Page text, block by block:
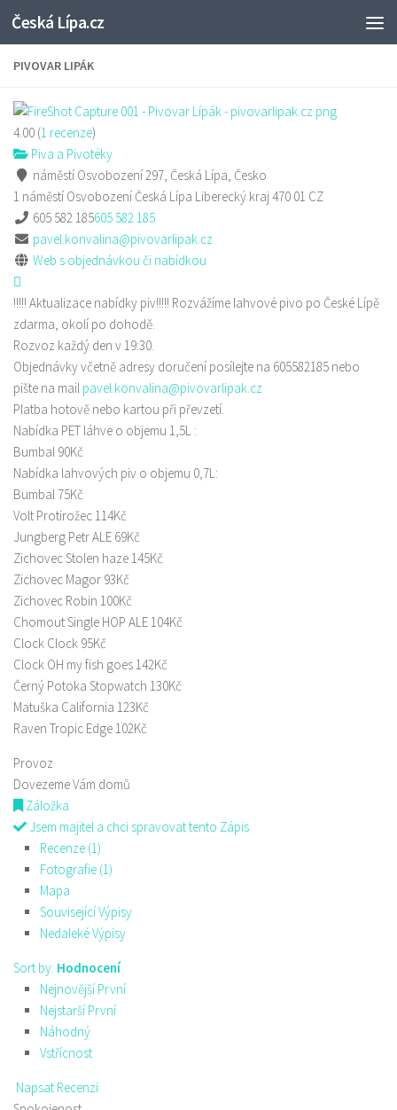
Skip to content
Česká Lípa.cz
PIVOVAR LIPÁK
4.00 (1 recenze)
Piva a Pivotéky
náměstí Osvobození 297, Česká Lípa, Česko
1 náměstí Osvobození Česká Lípa Liberecký kraj470 01 CZ
605 582 185605 582 185
pavel.konvalina@pivovarlipak.cz
Web s objednávkou či nabídkou
!!!!! Aktualizace nabídky piv!!!!! Rozvážíme lahvové pivo po České Lípě
zdarma, okolí po dohodě.
Rozvoz každý den v 19:30.
Objednávky včetně adresy doručení posílejte na 605582185 nebo
pište na mail pavel.konvalina@pivovarlipak.cz
Platba hotově nebo kartou při převzetí.
Nabídka PET láhve o objemu 1,5L :
Bumbal 90Kč
Nabídka lahvových piv o objemu 0,7L:
Bumbal 75Kč
Volt Protirožec 114Kč
Jungberg Petr ALE 69Kč
Zichovec Stolen haze 145Kč
Zichovec Magor 93Kč
Zichovec Robin 100Kč
Chomout Single HOP ALE 104Kč
Clock Clock 95Kč
Clock OH my fish goes 142Kč
Černý Potoka Stopwatch 130Kč
Matuška California 123Kč
Raven Tropic Edge 102Kč
Provoz
Dovezeme Vám domů
Záložka
Jsem majitel a chci spravovat tento Zápis
Recenze (1)
Fotografie (1)
Mapa
Související Výpisy
Nedaleké Výpisy
Sort by: Hodnocení
Nejnovější První
Nejstarší První
Náhodný
Vstřícnost
Napsat Recenzi